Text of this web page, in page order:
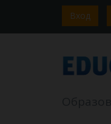
Вход